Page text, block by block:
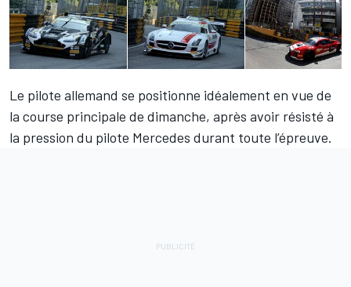
Le pilote allemand se positionne idéalement en vue de
la course principale de dimanche, après avoir résisté à
la pression du pilote Mercedes durant toute l’épreuve.